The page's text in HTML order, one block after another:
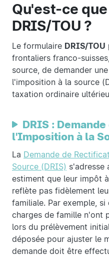
Qu'est-ce
DRIS/TOU ?
Le formulaire DRIS/TOU
frontaliers franco-
source, de demander
l'imposition à la source
taxation ordinaire
DRIS :
l'Imposition à la
La Demande de
Source (DRIS) s'adresse
estiment que leur impôt
reflète pas fidèlement
familiale. Par exemple,
charges de famille n'ont
lors du prélèvement
déposée pour ajuster le
demande doit être